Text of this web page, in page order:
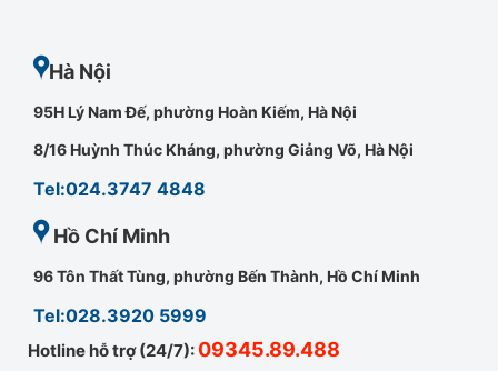
Hà Nội
95H Lý Nam Đế, phường Hoàn Kiếm, Hà Nội
8/16 Huỳnh Thúc Kháng, phường Giảng Võ, Hà Nội
Tel:024.3747 4848
Hồ Chí Minh
96 Tôn Thất Tùng, phường Bến Thành, Hồ Chí Minh
Tel:028.3920 5999
Hotline hỗ trợ (24/7): 09345.89.488